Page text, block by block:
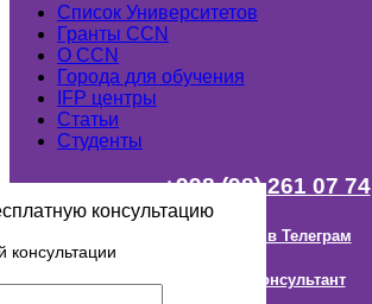
Список Университетов
Гранты ССN
О ССN
Города для обучения
IFP центры
Статьи
Студенты
+998 (98) 261 07 74
Наш канал в Телеграм
Онлайн Консультант
консультацию
консультации